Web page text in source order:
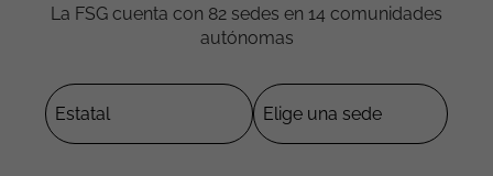
La FSG cuenta con 82 sedes en 14 comunidades
autónomas